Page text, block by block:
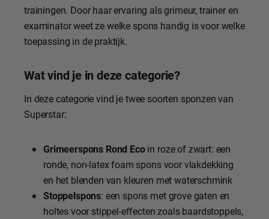
trainingen. Door haar ervaring als grimeur, trainer en
examinator weet ze welke spons handig is voor welke
toepassing in de praktijk.
Wat vind je in deze categorie?
In deze categorie vind je twee soorten sponzen van
Superstar:
Grimeerspons Rond Ecoin roze of zwart: een
ronde, non-latex foam spons voor vlakdekking
en het blenden van kleuren met waterschmink
Stoppelspons: een spons met grove gaten en
holtes voor stippel-effecten zoals baardstoppels,